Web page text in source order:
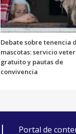
Debate sobre tenencia
mascotas: servicio
gratuito y pautas de
convivencia
Portal de